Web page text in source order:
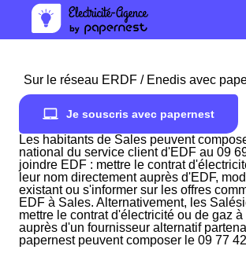
Sur le réseau ERDF / Enedis avec
Je souscris avec papernest
Les habitants de Sales peuvent
national du service client d'EDF au 09
joindre EDF : mettre le contrat
leur nom directement auprès d'EDF,
existant ou s'informer sur les offres
EDF à Sales. Alternativement, les
mettre le contrat d'électricité ou de gaz
auprès d'un fournisseur alternatif
papernest peuvent composer le 09 77